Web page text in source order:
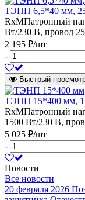
ТЭНП 6,5*40 мм,
RxMПатронный
Вт/230 В, провод
2 195 ₽/шт
-
Быстрый
ТЭНП 15*400 мм,
RxMПатронный
1500 Вт/230 В,
5 025 ₽/шт
-
Новости
Все новости
20 февраля 2026